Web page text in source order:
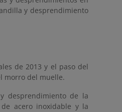
y desprendimiento
de 2013 y el paso del
morro del muelle.
desprendimiento de la
acero inoxidable y la